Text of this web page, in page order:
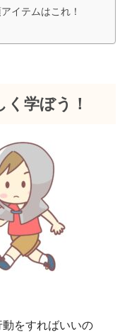
イテムはこれ！
学ぼう！
をすればいいの